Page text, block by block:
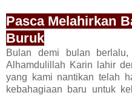
Pasca Melahirkan
Buruk
Bulan demi bulan
Alhamdulillah Karin lahir
yang kami nantikan telah
kebahagiaan baru untuk